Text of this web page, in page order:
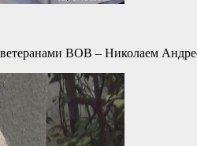
ветеранами ВОВ – Николаем